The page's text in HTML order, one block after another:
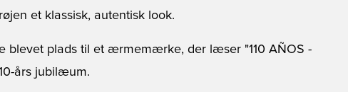
et klassisk, autentisk look.
blevet plads til et ærmemærke, der læser "110 AÑOS -
års jubilæum.